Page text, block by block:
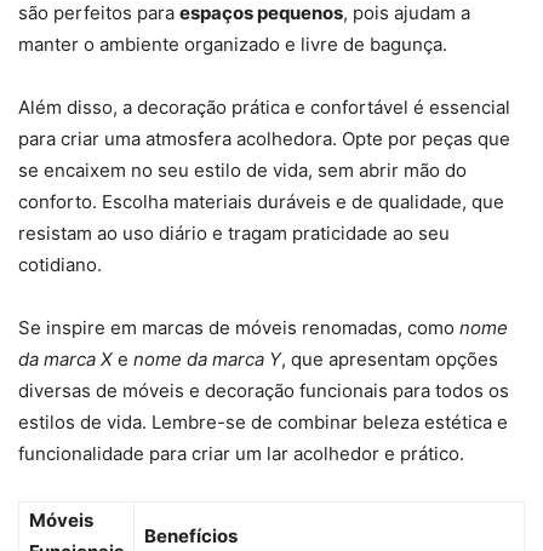
são perfeitos para espaços pequenos, pois ajudam a
manter o ambiente organizado e livre de bagunça.
Além disso, a decoração prática e confortável é essencial
para criar uma atmosfera acolhedora. Opte por peças que
se encaixem no seu estilo de vida, sem abrir mão do
conforto. Escolha materiais duráveis e de qualidade, que
resistam ao uso diário e tragam praticidade ao seu
cotidiano.
Se inspire em marcas de móveis renomadas, como nome
da marca X e nome da marca Y, que apresentam opções
diversas de móveis e decoração funcionais para todos os
estilos de vida. Lembre-se de combinar beleza estética e
funcionalidade para criar um lar acolhedor e prático.
Móveis
Benefícios